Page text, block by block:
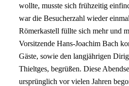
wollte, musste sich frühzeitig
war die Besucherzahl wieder
Römerkastell füllte sich mehr und
Vorsitzende Hans-Joachim Bach
Gäste, sowie den langjährigen
Thieltges, begrüßen. Diese
ursprünglich vor vielen Jahren